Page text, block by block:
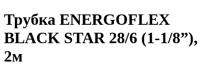
Трубка ENERGOFLEX
BLACK STAR 28/6 (1-1/8”),
2м